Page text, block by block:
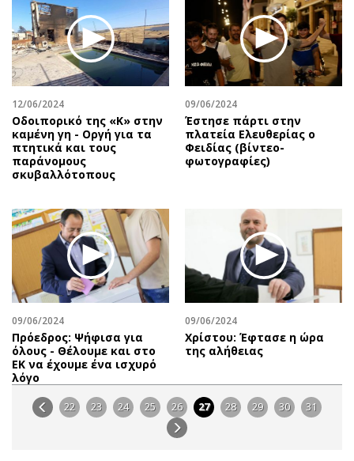
12/06/2024
Οδοιπορικό της «Κ» στην
καμένη γη - Οργή για τα
πτητικά και τους
παράνομους
σκυβαλλότοπους
09/06/2024
Έστησε πάρτι στην
πλατεία Ελευθερίας ο
Φειδίας (βίντεο-
φωτογραφίες)
09/06/2024
Πρόεδρος: Ψήφισα για
όλους - Θέλουμε και στο
ΕΚ να έχουμε ένα ισχυρό
λόγο
09/06/2024
Χρίστου: Έφτασε η ώρα
της αλήθειας
22 23 24 25 26 27 28 29 30 31